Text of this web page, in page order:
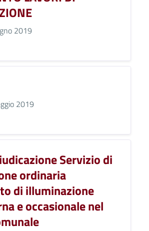
2019
2019
Servizio di
ordinaria
di illuminazione
e occasionale nel